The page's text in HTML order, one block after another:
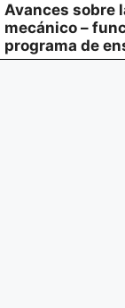
Avances sobre
mecánico –
programa de